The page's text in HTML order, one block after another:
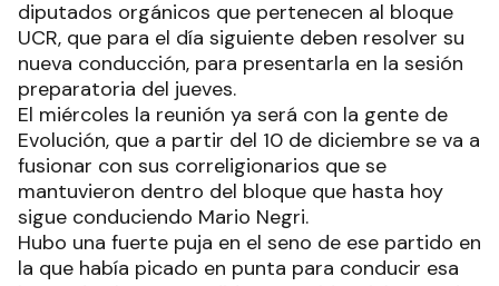
diputados orgánicos que pertenecen al bloque
UCR, que para el día siguiente deben resolver su
nueva conducción, para presentarla en la sesión
preparatoria del jueves.
El miércoles la reunión ya será con la gente de
Evolución, que a partir del 10 de diciembre se va a
fusionar con sus correligionarios que se
mantuvieron dentro del bloque que hasta hoy
sigue conduciendo Mario Negri.
Hubo una fuerte puja en el seno de ese partido en
la que había picado en punta para conducir esa